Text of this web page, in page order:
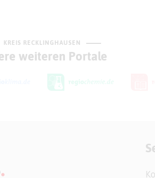
KREIS RECKLINGHAUSEN
weiteren Portale